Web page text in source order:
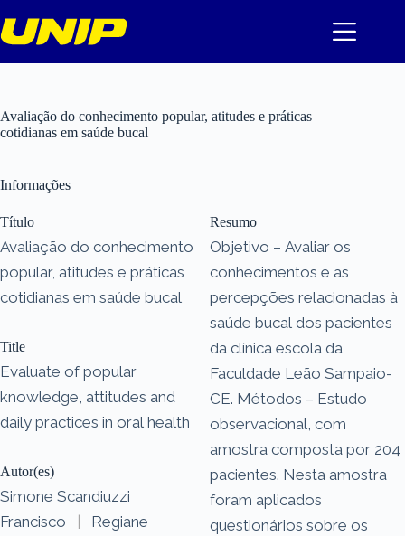
para
o
Avaliação do conhecimento popular, atitudes e práticas
cotidianas em saúde bucal
Informações
Título
Avaliação do conhecimento
popular, atitudes e práticas
cotidianas em saúde bucal
Title
Evaluate of popular
knowledge, attitudes and
daily practices in oral health
Autor(es)
Simone Scandiuzzi
Francisco
|
Regiane
Resumo
Objetivo – Avaliar os
conhecimentos e as
percepções relacionadas à
saúde bucal dos pacientes
da clínica escola da
Faculdade Leão Sampaio-
CE. Métodos – Estudo
observacional, com
amostra composta por 204
pacientes. Nesta amostra
foram aplicados
questionários sobre os